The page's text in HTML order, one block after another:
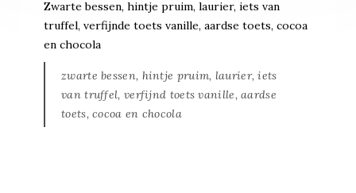
Zwarte bessen, hintje pruim, laurier, iets van
truffel, verfijnde toets vanille, aardse toets, cocoa
en chocola
zwarte bessen, hintje pruim, laurier, iets
van truffel, verfijnd toets vanille, aardse
toets, cocoa en chocola